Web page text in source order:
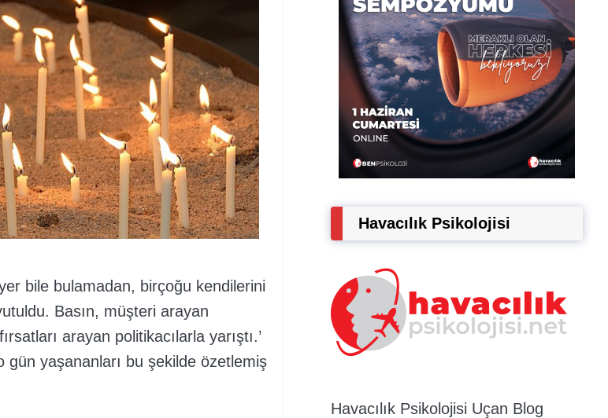
bile bulamadan, birçoğu kendilerini
Basın, müşteri arayan
arayan politikacılarla yarıştı.’
gün yaşananları bu şekilde özetlemiş
Havacılık Psikolojisi
Havacılık Psikolojisi Uçan Blog